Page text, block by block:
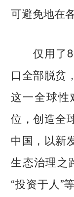
可避免地在
仅用了8
口全部脱贫
这一全球性
位，创造全
中国，以新
生态治理之
“投资于人”